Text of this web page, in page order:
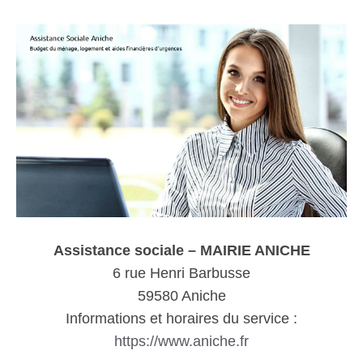
Assistance sociale – MAIRIE ANICHE
6 rue Henri Barbusse
59580 Aniche
Informations et horaires du service :
https://www.aniche.fr